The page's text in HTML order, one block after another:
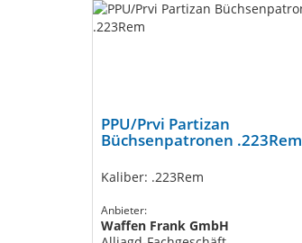
PPU/Prvi Partizan
Büchsenpatronen .223Rem
Kaliber: .223Rem
Anbieter:
Waffen Frank GmbH